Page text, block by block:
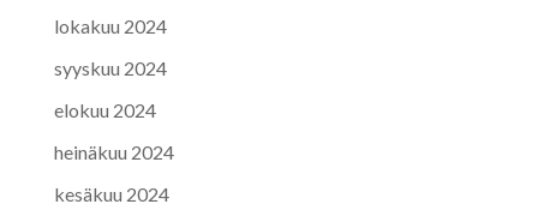
lokakuu 2024
syyskuu 2024
elokuu 2024
heinäkuu 2024
kesäkuu 2024